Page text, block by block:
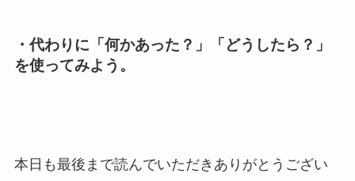
・代わりに「何かあった？」「どうしたら？」
を使ってみよう。
本日も最後まで読んでいただきありがとうござい